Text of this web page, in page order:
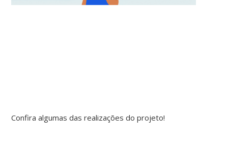
Confira algumas das realizações do projeto!